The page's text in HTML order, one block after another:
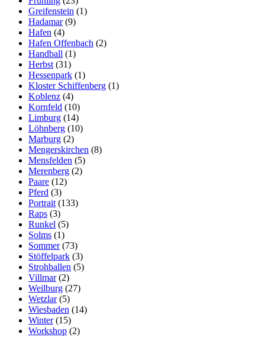
Greifenstein (1)
Hadamar(9)
Hafen (4)
Hafen Offenbach (2)
Handball (1)
Herbst (31)
Hessenpark (1)
Kloster Schiffenberg (1)
Koblenz (4)
Kornfeld (10)
Limburg (14)
Löhnberg (10)
Marburg (2)
Mengerskirchen (8)
Mensfelden (5)
Merenberg (2)
Paare (12)
Pferd (3)
Portrait (133)
Raps (3)
Runkel (5)
Solms (1)
Sommer(73)
Stöffelpark (3)
Strohballen (5)
Villmar(2)
Weilburg (27)
Wetzlar(5)
Wiesbaden (14)
Winter(15)
Workshop (2)